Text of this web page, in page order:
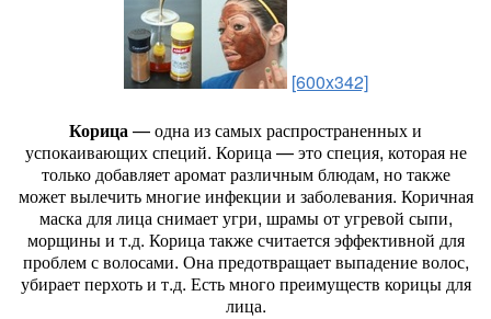
[600x342]
Корица— одна из самых распространенных и
успокаивающих специй. Корица — это специя, которая не
только добавляет аромат различным блюдам, но также
может вылечить многие инфекции и заболевания. Коричная
маска для лица снимает угри, шрамы от угревой сыпи,
морщины и т.д. Корица также считается эффективной для
проблем с волосами. Она предотвращает выпадение волос,
убирает перхоть и т.д. Есть много преимуществ корицы для
лица.